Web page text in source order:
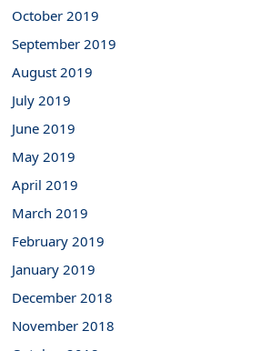
October 2019
September 2019
August 2019
July 2019
June 2019
May 2019
April 2019
March 2019
February 2019
January 2019
December 2018
November 2018